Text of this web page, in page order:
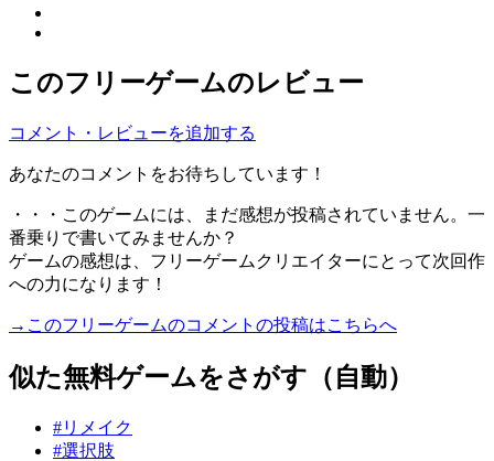
このフリーゲームのレビュー
コメント・レビューを追加する
あなたのコメントをお待ちしています！
・・・このゲームには、まだ感想が投稿されていません。一
番乗りで書いてみませんか？
ゲームの感想は、フリーゲームクリエイターにとって次回作
への力になります！
→このフリーゲームのコメントの投稿はこちらへ
似た無料ゲームをさがす（自動）
#リメイク
#選択肢